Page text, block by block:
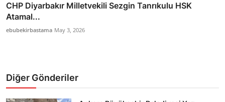
CHP Diyarbakır Milletvekili Sezgin Tanrıkulu HSK
Atamal...
ebubekirbastama May 3, 2026
Diğer Gönderiler